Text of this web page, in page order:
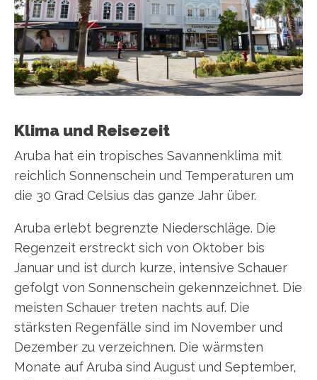
Klima und Reisezeit
Aruba hat ein tropisches Savannenklima mit
reichlich Sonnenschein und Temperaturen um
die 30 Grad Celsius das ganze Jahr über.
Aruba erlebt begrenzte Niederschläge. Die
Regenzeit erstreckt sich von Oktober bis
Januar und ist durch kurze, intensive Schauer
gefolgt von Sonnenschein gekennzeichnet. Die
meisten Schauer treten nachts auf. Die
stärksten Regenfälle sind im November und
Dezember zu verzeichnen. Die wärmsten
Monate auf Aruba sind August und September,